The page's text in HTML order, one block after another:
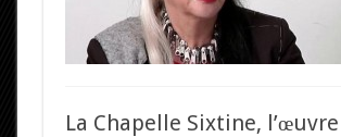
La Chapelle Sixtine,